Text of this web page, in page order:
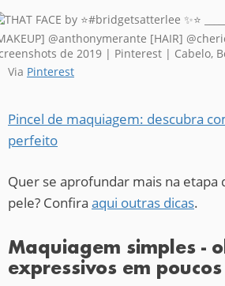
Via Pinterest
Pincel de maquiagem: descubra
perfeito
Quer se aprofundar mais na etapa
pele? Confira aqui outras dicas.
Maquiagem simples -
expressivos em